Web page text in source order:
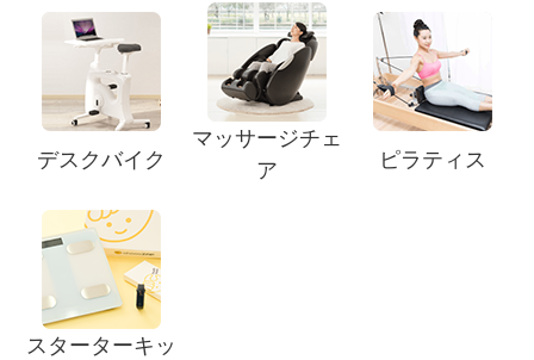
デスクバイク
マッサージチェ
ア
ピラティス
スターターキッ